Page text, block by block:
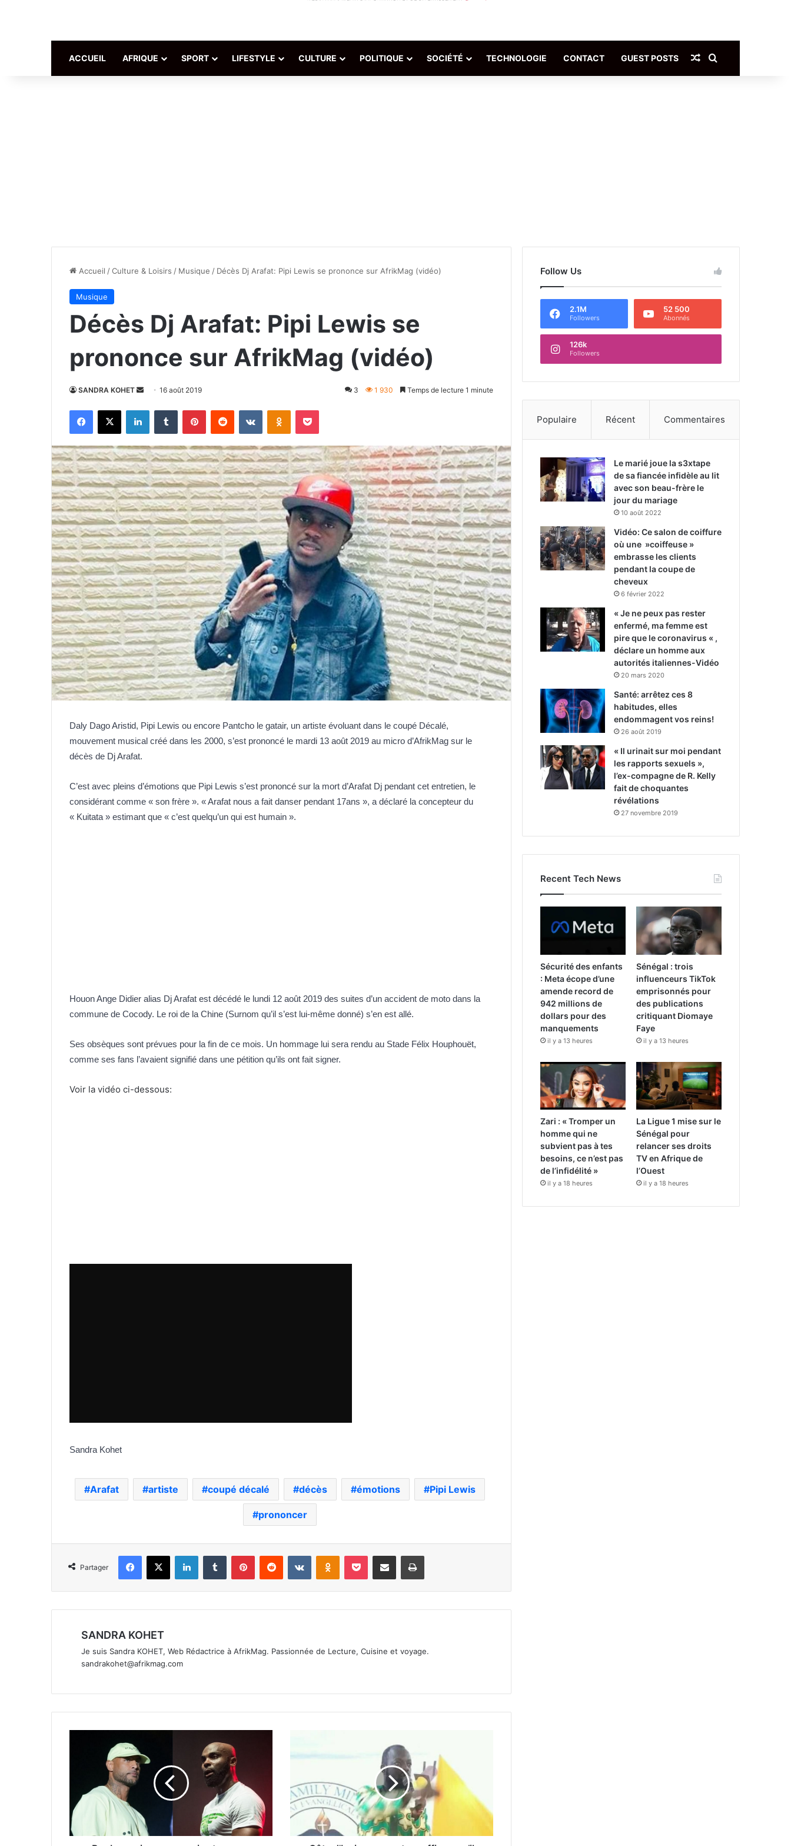
ACCUEIL AFRIQUE SPORT LIFESTYLE CULTURE POLITIQUE SOCIÉTÉ TECHNOLOGIE CONTACT GUEST POSTS Article Aléatoire
Accueil /Culture & Loisirs / Musique / Décès Dj Arafat: Pipi Lewis se prononce sur AfrikMag (vidéo)
Musique
Décès Dj Arafat: Pipi Lewis se
prononce sur AfrikMag (vidéo)
SANDRA KOHET
Envoyer
courriel
16 août 2019 3 1 930 Temps de lecture 1 minute
Facebook
X LinkedinTumblr PinterestReddit VKontakteOdnoklassniki
Pocket
Daly Dago Aristid, Pipi Lewis ou encore Pantcho le gatair, un artiste évoluant dans le coupé Décalé,
mouvement musical créé dans les 2000, s’est prononcé le mardi 13 août 2019 au micro d’AfrikMag sur le
décès de Dj Arafat.
C’est avec pleins d’émotions que Pipi Lewis s’est prononcé sur la mort d’Arafat Dj pendant cet entretien, le
considérant comme « son frère ». « Arafat nous a fait danser pendant 17ans », a déclaré la concepteur du
« Kuitata » estimant que « c’est quelqu’un qui est humain ».
Houon Ange Didier alias Dj Arafat est décédé le lundi 12 août 2019 des suites d’un accident de moto dans la
commune de Cocody. Le roi de la Chine (Surnom qu’il s’est lui-même donné) s’en est allé.
Ses obsèques sont prévues pour la fin de ce mois. Un hommage lui sera rendu au Stade Félix Houphouët,
comme ses fans l’avaient signifié dans une pétition qu’ils ont fait signer.
Voir la vidéo ci-dessous:
Sandra Kohet
Arafat artiste coupé décalé décès émotions Pipi Lewis
prononcer
Partager
Facebook
X LinkedinTumblr PinterestReddit VKontakteOdnoklassniki
Pocket Partager par email Imprimer
SANDRA KOHET
Je suis Sandra KOHET, Web Rédactrice à AfrikMag. Passionnée de Lecture, Cuisine et voyage.
sandrakohet@afrikmag.com
Follow Us
2.1M
Followers
52 500
Abonnés
126k
Followers
Populaire Récent Commentaires
Le marié joue la s3xtape
de sa fiancée infidèle au lit
avec son beau-frère le
jour du mariage
10 août 2022
Vidéo: Ce salon de coiffure
où une »coiffeuse »
embrasse les clients
pendant la coupe de
cheveux
6 février 2022
« Je ne peux pas rester
enfermé, ma femme est
pire que le coronavirus « ,
déclare un homme aux
autorités italiennes-Vidéo
20 mars 2020
Santé: arrêtez ces 8
habitudes, elles
endommagent vos reins!
26 août 2019
« Il urinait sur moi pendant
les rapports sexuels »,
l’ex-compagne de R. Kelly
fait de choquantes
révélations
27 novembre 2019
Recent Tech News
Sécurité des enfants
: Meta écope d’une
amende record de
942 millions de
dollars pour des
manquements
il y a 13 heures
Sénégal : trois
influenceurs TikTok
emprisonnés pour
des publications
critiquant Diomaye
Faye
il y a 13 heures
Zari : « Tromper un
homme qui ne
subvient pas à tes
besoins, ce n’est pas
de l’infidélité »
il y a 18 heures
La Ligue 1 mise sur le
Sénégal pour
relancer ses droits
TV en Afrique de
l’Ouest
il y a 18 heures